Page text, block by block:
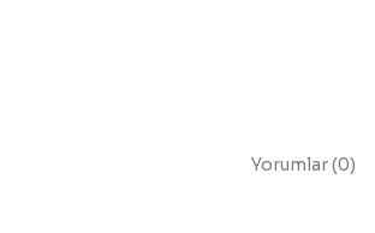
Yorumlar (0)